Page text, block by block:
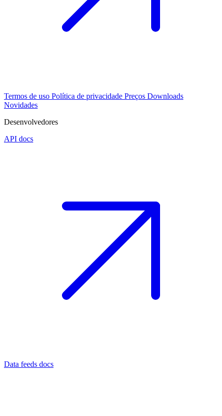
Termos de uso Política de privacidade Preços Downloads
Novidades
Desenvolvedores
API docs
Data feeds docs